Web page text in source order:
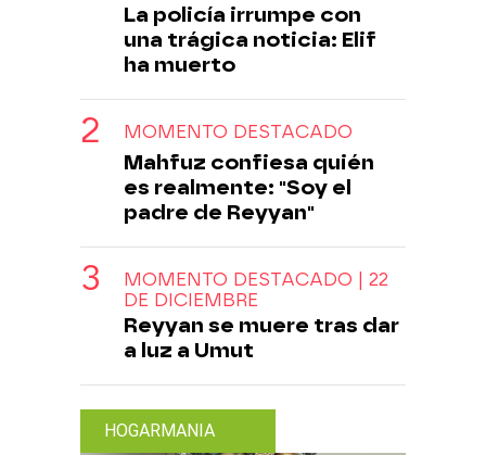
La policía irrumpe con
una trágica noticia: Elif
ha muerto
MOMENTO DESTACADO
Mahfuz confiesa quién
es realmente: "Soy el
padre de Reyyan"
MOMENTO DESTACADO | 22
DE DICIEMBRE
Reyyan se muere tras dar
a luz a Umut
HOGARMANIA